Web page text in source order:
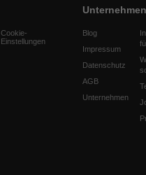
Cookie-
Einstellungen
Unternehmen
Blog
Impressum
Datenschutz
AGB
Unternehmen